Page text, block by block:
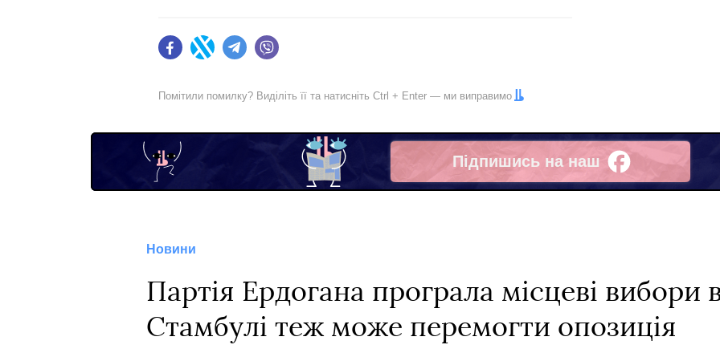
FacebookTwitter Telegram
Помітили помилку? Виділіть її та натисніть Ctrl + Enter — ми виправимо
Підпишись на наш
Facebook
Новини
Партія Ердогана програла місцеві вибори
Стамбулі теж може перемогти опозиція